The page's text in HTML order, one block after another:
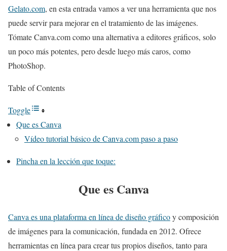
Gelato.com, en esta entrada vamos a ver una herramienta que nos
puede servir para mejorar en el tratamiento de las imágenes.
Tómate Canva.com como una alternativa a editores gráficos, solo
un poco más potentes, pero desde luego más caros, como
PhotoShop.
Table of Contents
Toggle
Que es Canva
Vídeo tutorial básico de Canva.com paso a paso
Pincha en la lección que toque:
Que es Canva
Canva es una plataforma en línea de diseño gráficoy composición
de imágenes para la comunicación, fundada en 2012. Ofrece
herramientas en línea para crear tus propios diseños, tanto para